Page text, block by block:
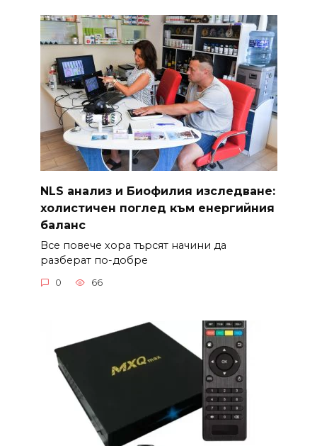
NLS анализ и Биофилия изследване:
холистичен поглед към енергийния
баланс
Все повече хора търсят начини да
разберат по-добре
0 66